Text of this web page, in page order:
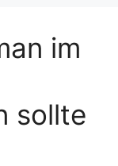
im
sollte